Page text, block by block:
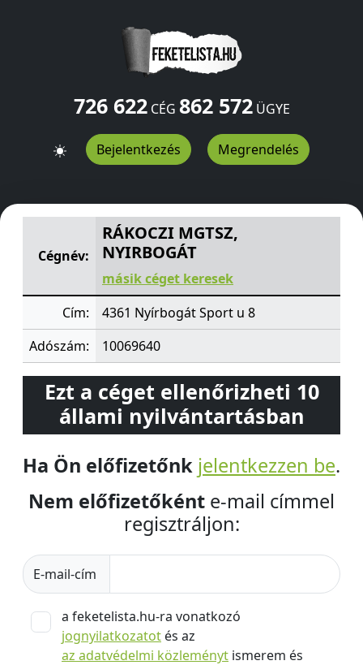
726 622CÉG 862 572ÜGYE
Bejelentkezés Megrendelés
RÁKOCZI MGTSZ, NYIRBOGÁTSport u 8
Cégnév:
RÁKOCZI MGTSZ,
NYIRBOGÁT
másik céget keresek
Cím:
4361 Nyírbogát Sport u 8
Adószám:
10069640
Ezt a céget ellenőrizheti 10
állami nyilvántartásban
Ha Ön előfizetőnk jelentkezzen be.
Nem előfizetőként e-mail címmel
regisztráljon:
E-mail-cím
a feketelista.hu-ra vonatkozó
jognyilatkozatot és az
az adatvédelmi közleményt ismerem és